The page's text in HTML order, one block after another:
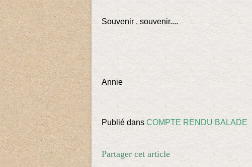
Souvenir , souvenir....
Annie
Publié dans COMPTE RENDU BALADE
Partager cet article